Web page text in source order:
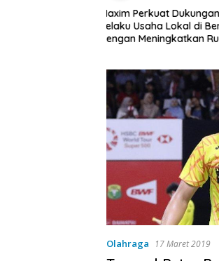
Digelar Selama 5 Hari,
Kegiatan MPLS SMAN 1
Mukomuko Berlangsung
Olahraga 17 Maret 2019